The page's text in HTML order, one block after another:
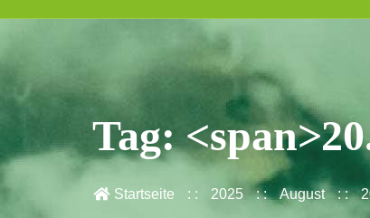
Tag:
Startseite 2025 August